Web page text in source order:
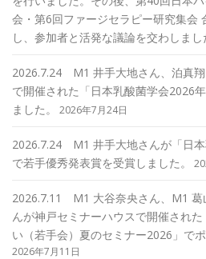
会・第6回ファージセラピー研究集会
し、参加者と活発な議論を交わしまし
2026.7.24 M1 井手大地さん、泊真
で開催された「日本乳酸菌学会2026
ました。
2026年7月24日
2026.7.24 M1 井手大地さんが「日本
で若手優秀発表賞を受賞しました。
2026.7.11 M1 大谷奈央さん、M1 葛
んが神戸セミナーハウスで開催され
い（若手会）夏のセミナー2026」で
2026年7月11日